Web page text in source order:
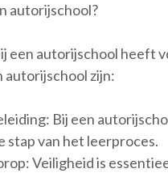
autorijschool?
een autorijschool heeft
autorijschool zijn:
Bij een
stap van het leerproces.
Veiligheid is